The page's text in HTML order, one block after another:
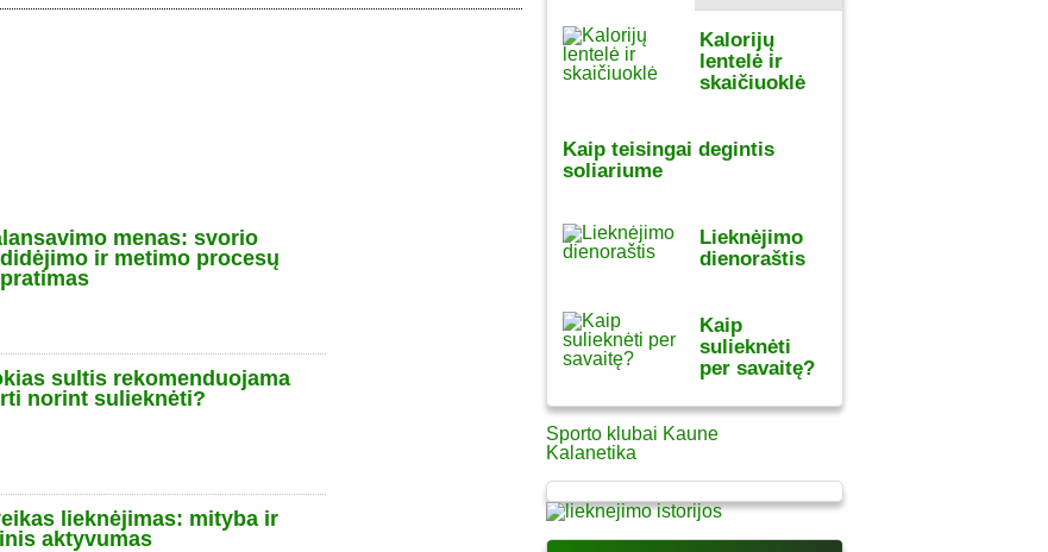
menas: svorio
ir metimo procesų
sultis rekomenduojama
norint sulieknėti?
lieknėjimas: mityba ir
aktyvumas
Kalorijų
lentelė ir
skaičiuoklė
Kaip teisingai degintis
soliariume
Lieknėjimo
dienoraštis
Kaip
sulieknėti
per savaitę?
Sporto klubai Kaune
Kalanetika